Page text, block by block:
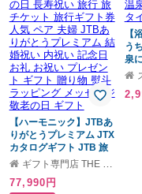
【ハーモニック】JTBあ
りがとうプレミアム JTX
カタログギフト JTB 旅
温泉 旅行券 高額なお返
品 お祝い 内祝い 母の日
ギフト専門店 THE WOW
77,990円
【
う
泉
効
レ